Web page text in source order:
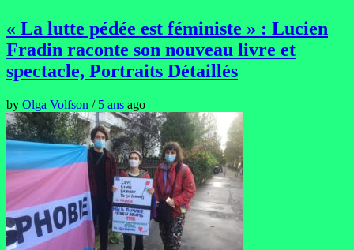
« La lutte pédée est féministe » : Lucien
Fradin raconte son nouveau livre et
spectacle, Portraits Détaillés
by Olga Volfson / 5 ans ago